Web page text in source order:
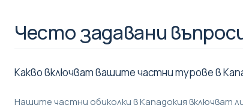
Често задавани
Какво включват вашите частни турове в
Нашите частни обиколки в Кападокия включват